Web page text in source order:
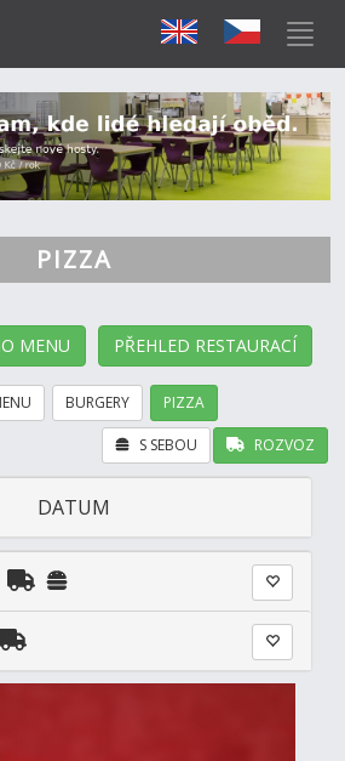
PIZZA
MENU PŘEHLED RESTAURACÍ
BURGERY PIZZA
ROZVOZ
S SEBOU
DATUM